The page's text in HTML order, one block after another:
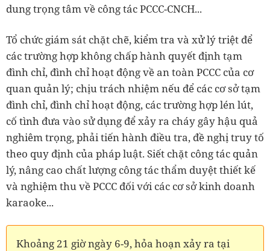
dung trọng tâm về công tác PCCC-CNCH...
Tổ chức giám sát chặt chẽ, kiểm tra và xử lý triệt để
các trường hợp không chấp hành quyết định tạm
đình chỉ, đình chỉ hoạt động về an toàn PCCC của cơ
quan quản lý; chịu trách nhiệm nếu để các cơ sở tạm
đình chỉ, đình chỉ hoạt động, các trường hợp lén lút,
cố tình đưa vào sử dụng để xảy ra cháy gây hậu quả
nghiêm trọng, phải tiến hành điều tra, đề nghị truy tố
theo quy định của pháp luật. Siết chặt công tác quản
lý, nâng cao chất lượng công tác thẩm duyệt thiết kế
và nghiệm thu về PCCC đối với các cơ sở kinh doanh
karaoke...
Khoảng 21 giờ ngày 6-9, hỏa hoạn xảy ra tại